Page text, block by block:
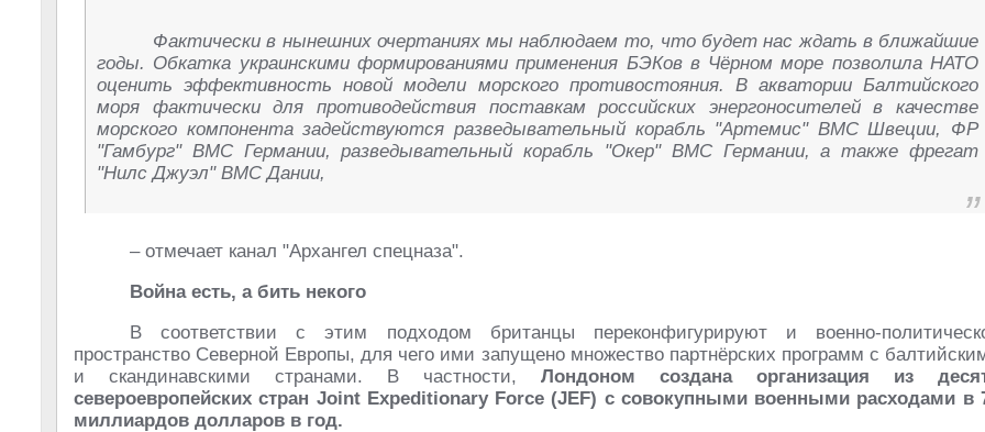
Фактически в нынешних очертаниях мы наблюдаем то, что будет нас ждать в ближайшие
годы. Обкатка украинскими формированиями применения БЭКов в Чёрном море позволила НАТО
оценить эффективность новой модели морского противостояния. В акватории Балтийского
моря фактически для противодействия поставкам российских энергоносителей в качестве
морского компонента задействуются разведывательный корабль "Артемис" ВМС Швеции, ФР
"Гамбург" ВМС Германии, разведывательный корабль "Окер" ВМС Германии, а также фрегат
"Нилс Джуэл" ВМС Дании,
– отмечает канал "Архангел спецназа".
Война есть, а бить некого
В соответствии с этим подходом британцы переконфигурируют и военно-
пространство Северной Европы, для чего ими запущено множество партнёрских программ с
и скандинавскими странами. В частности, Лондоном создана организация из
североевропейских стран Joint Expeditionary Force (JEF) с совокупными военными расходами в
миллиардов долларов в год.